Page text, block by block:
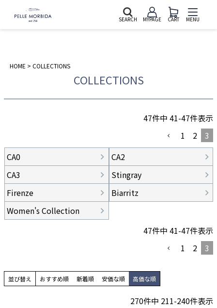
SEARCH MYPAGE CART MENU
HOME COLLECTIONS
COLLECTIONS
47件中 41-47件表示
1
2
3
CA0
CA2
CA3
Stingray
Firenze
Biarritz
Women's Collection
47件中 41-47件表示
1
2 3
並び替え おすすめ順 新着順 安価な順 高価な順
270件中 211-240件表示